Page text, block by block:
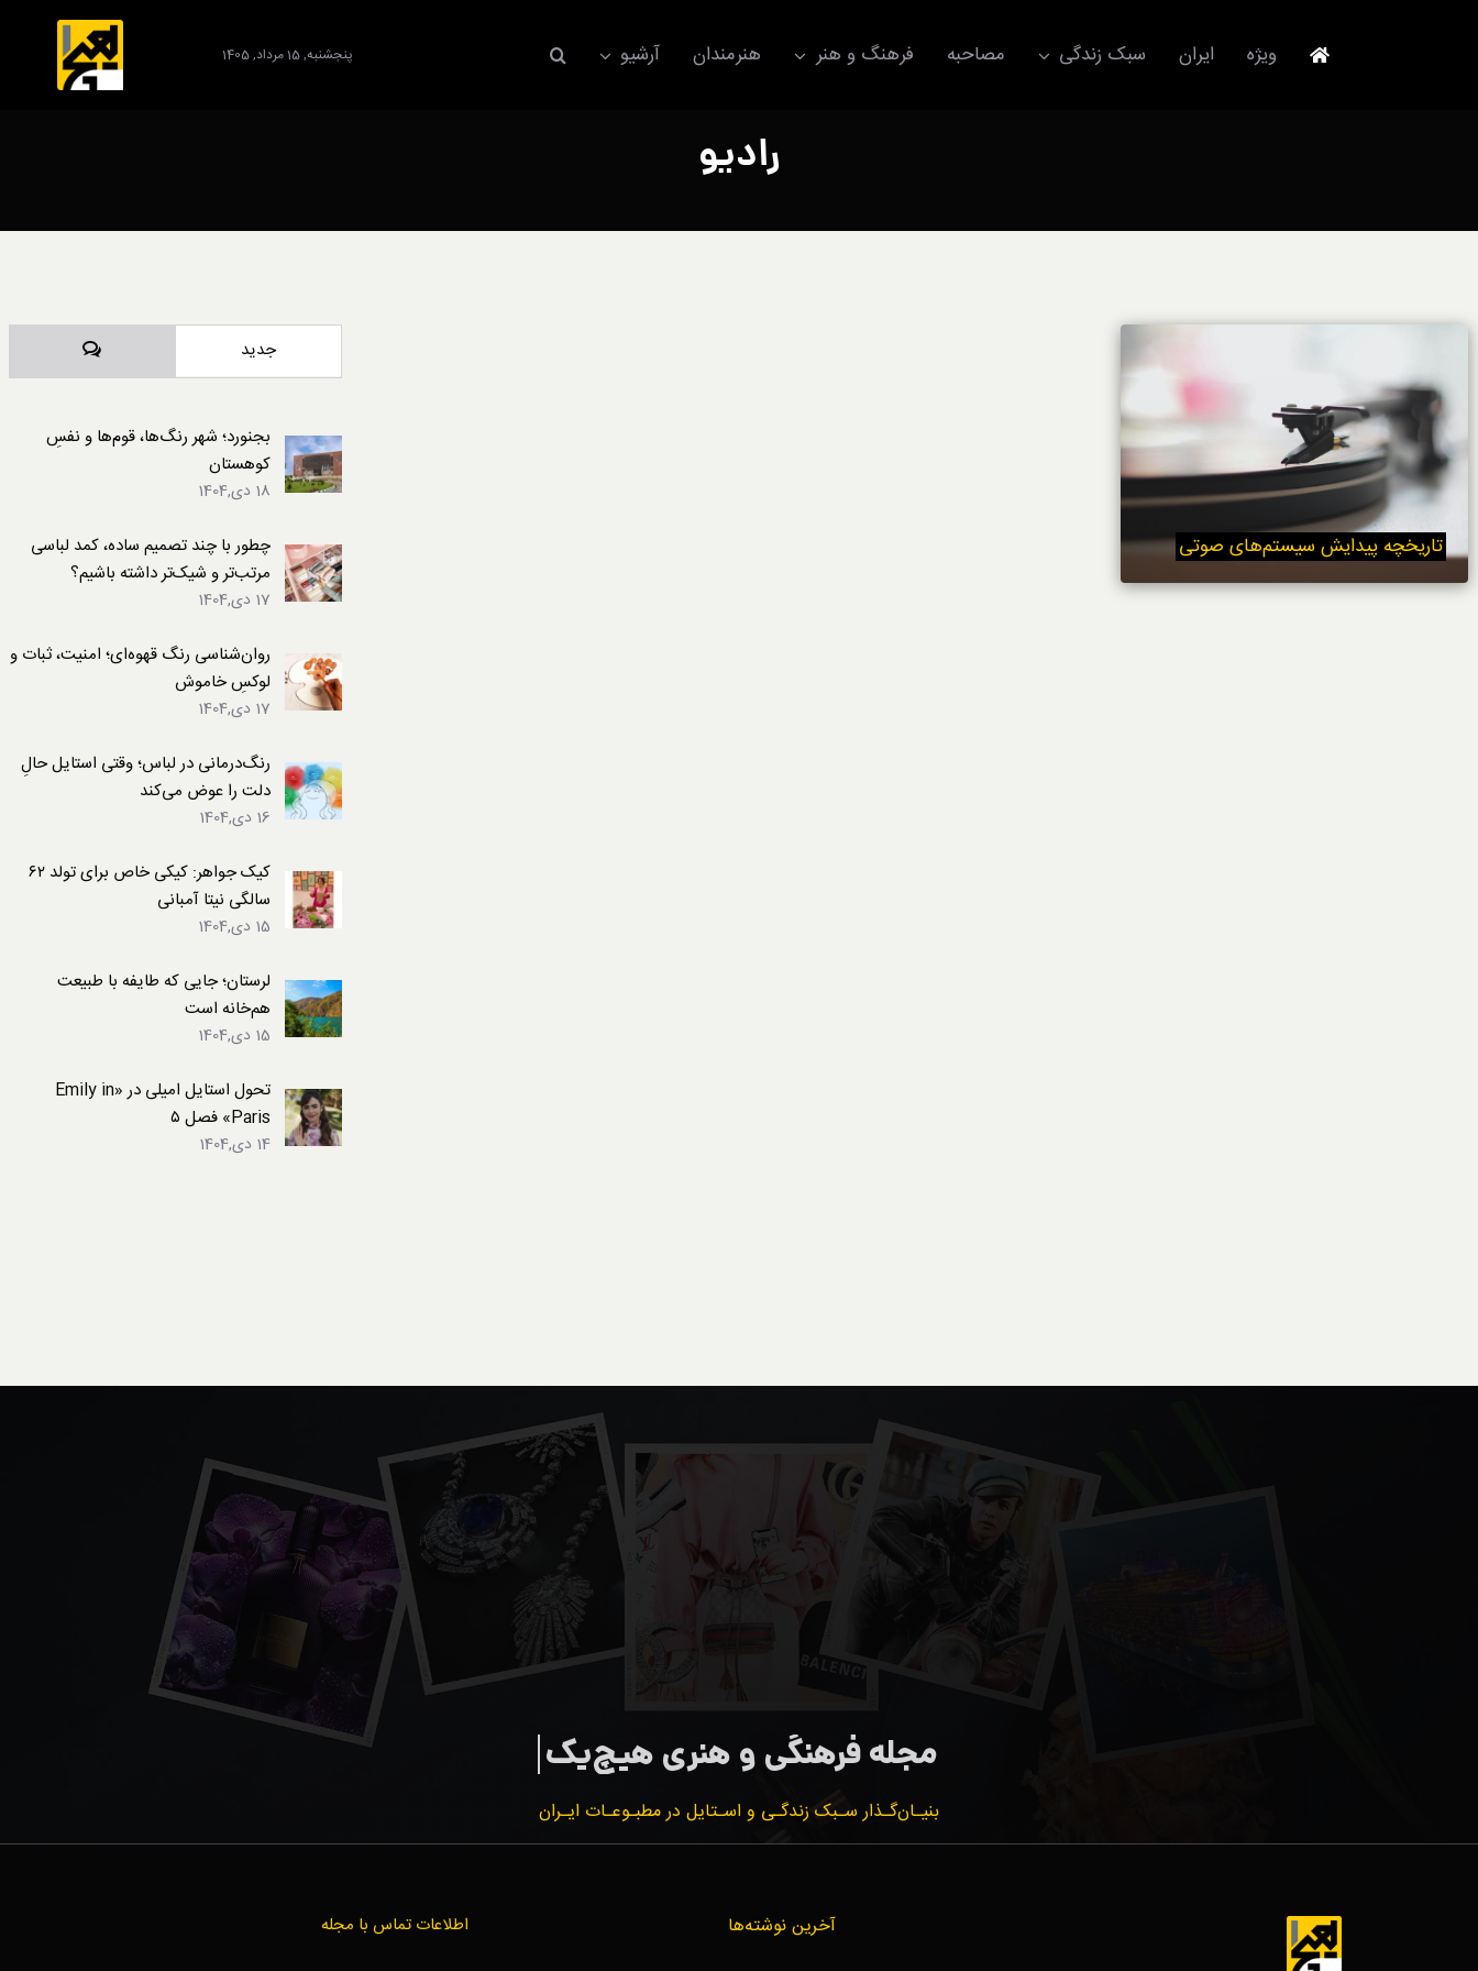
ویژه ایران سبک زندگی
تکنولوژی
خودرو
خوردنی‌ها
مصاحبه فرهنگ و هنر هنرمندان آرشیو پنجشنبه, 15 مرداد, 1405
رادیو
تاریخچه پیدایش سیستم‌های صوتی
جدید دیدگاه‌ها
بجنورد؛ شهر رنگ‌ها، قوم‌ها و نفسِ
کوهستان
18 دی,1404
چطور با چند تصمیم ساده، کمد لباسی
مرتب‌تر و شیک‌تر داشته باشیم؟
17 دی,1404
روان‌شناسی رنگ قهوه‌ای؛ امنیت، ثبات و
لوکسِ خاموش
17 دی,1404
رنگ‌درمانی در لباس؛ وقتی استایل حالِ
دلت را عوض می‌کند
16 دی,1404
کیک جواهر: کیکی خاص برای تولد ۶۲
سالگی نیتا آمبانی
15 دی,1404
لرستان؛ جایی که طایفه با طبیعت
هم‌خانه است
15 دی,1404
تحول استایل امیلی در «Emily in
Paris» فصل ۵
14 دی,1404
بنیـان‌گـذار سـبک زندگـی و اسـتایل در مطبـوعـات ایـران
آخرین نوشته‌ها اطلاعات تماس با مجله